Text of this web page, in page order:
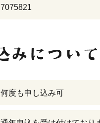
7075821
何度も申し込み可